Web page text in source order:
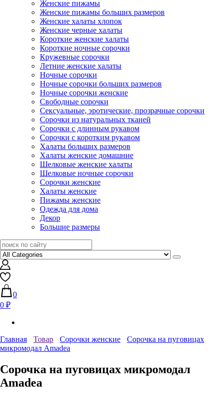
Женские пижамы
Женские пижамы больших размеров
Женские халаты хлопок
Женские черные халаты
Короткие женские халаты
Короткие ночные сорочки
Кружевные сорочки
Летние женские халаты
Ночные сорочки
Ночные сорочки больших размеров
Ночные сорочки женские
Свободные сорочки
Сексуальные, эротические, прозрачные сорочки
Сорочки из натуральных тканей
Сорочки с длинным рукавом
Сорочки с коротким рукавом
Халаты больших размеров
Халаты женские домашние
Шелковые женские халаты
Шелковые ночные сорочки
Сорочки женские
Халаты женские
Пижамы женские
Одежда для дома
Декор
Большие размеры
0
0 ₽
Главная Товар Сорочки женские
Сорочка на пуговицах
микромодал Amadea
Сорочка на пуговицах микромодал
Amadea